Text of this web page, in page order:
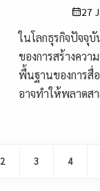
27
ในโลกธุรกิจปัจจุ
ของการสร้างคว
พื้นฐานของการสื่
อาจทำให้พลาดส
2 3 4